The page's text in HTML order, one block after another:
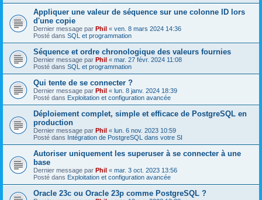
Appliquer une valeur de séquence sur une colonne ID lors
d'une copie
Dernier message par Phil « ven. 8 mars 2024 14:36
Posté dans SQL et programmation
Séquence et ordre chronologique des valeurs fournies
Dernier message par Phil « mar. 27 févr. 2024 11:08
Posté dans SQL et programmation
Qui tente de se connecter ?
Dernier message par Phil « lun. 8 janv. 2024 18:39
Posté dans Exploitation et configuration avancée
Déploiement complet, simple et efficace de PostgreSQL en
production
Dernier message par Phil « lun. 6 nov. 2023 10:59
Posté dans Intégration de PostgreSQL dans votre SI
Autoriser uniquement les superuser à se connecter à une
base
Dernier message par Phil « mar. 3 oct. 2023 13:56
Posté dans Exploitation et configuration avancée
Oracle 23c ou Oracle 23p comme PostgreSQL ?